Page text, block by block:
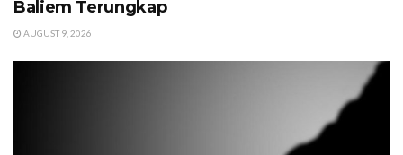
Baliem Terungkap
AUGUST 9, 2026